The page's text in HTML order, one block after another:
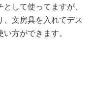
して使ってますが、
、文房具を入れてデス
方ができます。